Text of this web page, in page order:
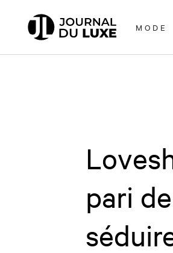
directement
MODE
pari